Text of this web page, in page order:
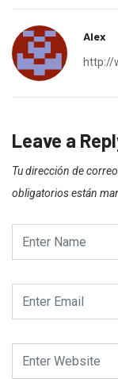
Alex
http://
Leave a
Tu dirección de
obligatorios están